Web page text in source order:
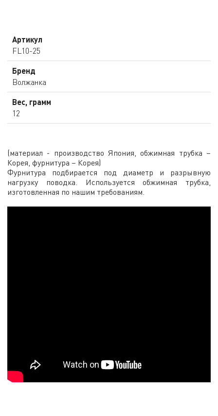
Артикул
FL10-25
Бренд
Волжанка
Вес, грамм
12
(материал - производство Япония, обжимная трубка –
Корея, фурнитура – Корея)
Фурнитура подбирается под диаметр и разрывную
нагрузку поводка. Используется обжимная трубка,
изготовленная по нашим требованиям.